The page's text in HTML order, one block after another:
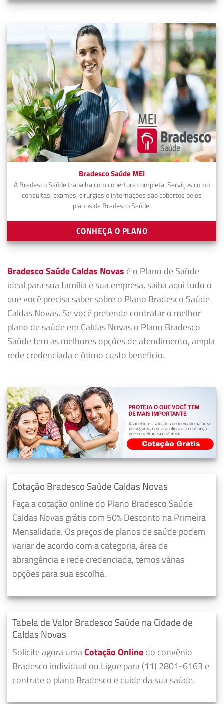
Bradesco Saúde MEI
A Bradesco Saúde trabalha com cobertura completa. Serviços como
consultas, exames, cirurgias e internações são cobertos pelos
planos da Bradesco Saúde.
CONHEÇA O PLANO
Bradesco Saúde Caldas Novas é o Plano de Saúde
ideal para sua família e sua empresa, saiba aqui tudo o
que você precisa saber sobre o Plano Bradesco Saúde
Caldas Novas. Se você pretende contratar o melhor
plano de saúde em Caldas Novas o Plano Bradesco
Saúde tem as melhores opções de atendimento, ampla
rede credenciada e ótimo custo beneficio.
Cotação Bradesco Saúde Caldas Novas
Faça a cotação online do Plano Bradesco Saúde
Caldas Novas grátis com 50% Desconto na Primeira
Mensalidade. Os preços de planos de saúde podem
variar de acordo com a categoria, área de
abrangência e rede credenciada, temos várias
opções para sua escolha.
Tabela de Valor Bradesco Saúde na Cidade de
Caldas Novas
Solicite agora umaCotação Onlinedo convênio
Bradesco individual ou Ligue para (11) 2801-6163 e
contrate o plano Bradesco e cuide da sua saúde.